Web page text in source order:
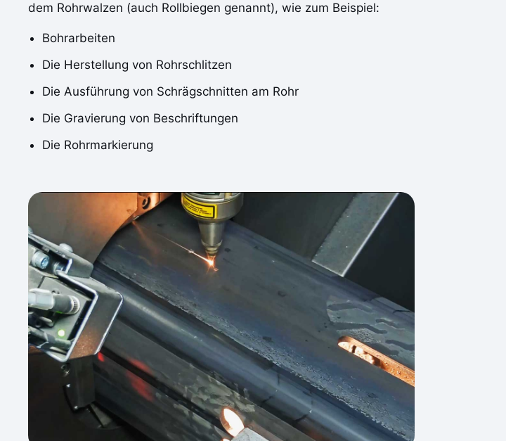
dem Rohrwalzen (auch Rollbiegen genannt), wie zum Beispiel:
Bohrarbeiten
Die Herstellung von Rohrschlitzen
Die Ausführung von Schrägschnitten am Rohr
Die Gravierung von Beschriftungen
Die Rohrmarkierung